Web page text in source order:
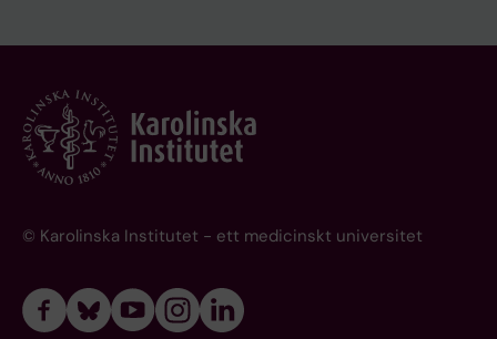
© Karolinska Institutet - ett medicinskt universitet